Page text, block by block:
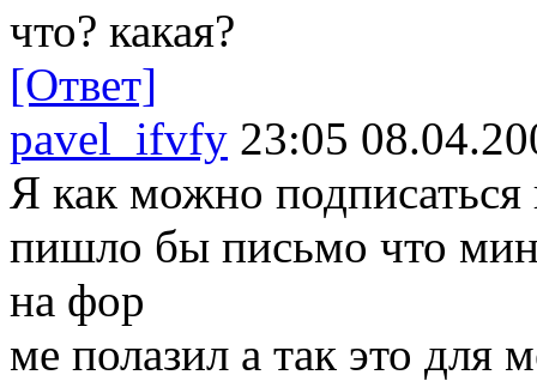
что? какая?
[Ответ]
pavel_ifvfy 23:05
Я как можно
пишло бы письмо что
на фор
ме полазил а так это для